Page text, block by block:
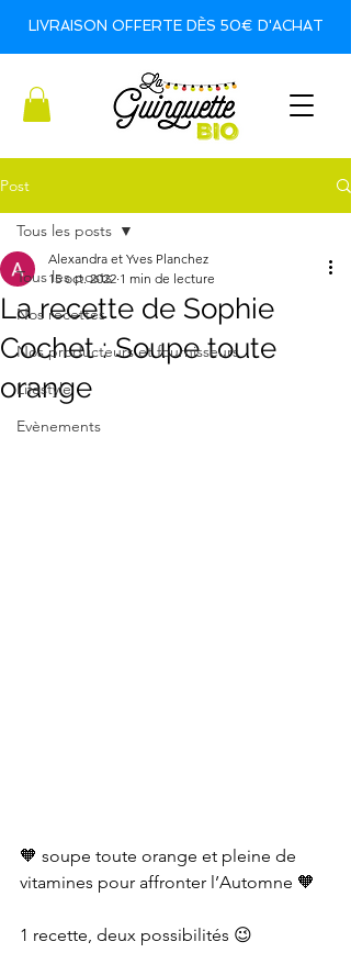
LIVRAISON OFFERTE DÈS 50€ D'ACHAT
Post
Tous les posts
Nos recettes
Nos producteurs et fournisseurs
Lifestyle
Evènements
Tous les posts
La recette de Sophie
Cochet : Soupe toute
orange
Alexandra et Yves Planchez
15 oct. 2022 1 min de lecture
🧡 soupe toute orange et pleine de
vitamines pour affronter l’Automne 🧡
1 recette, deux possibilités 😉